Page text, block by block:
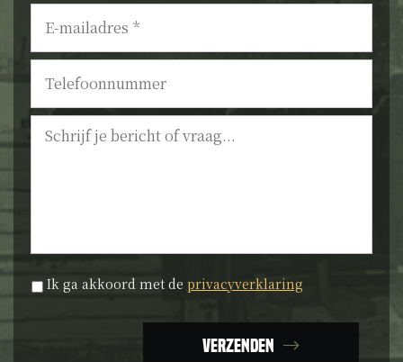
E-
mailadres *
Telefoonnummer
Bericht
Privacyverklaring *
Ik ga akkoord met de privacyverklaring
Verzenden